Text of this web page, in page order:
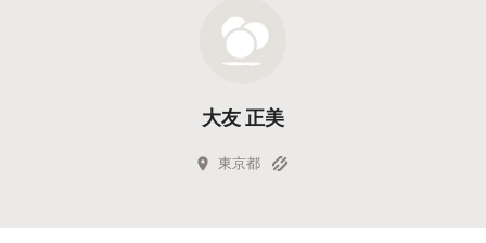
大友 正美
東京都